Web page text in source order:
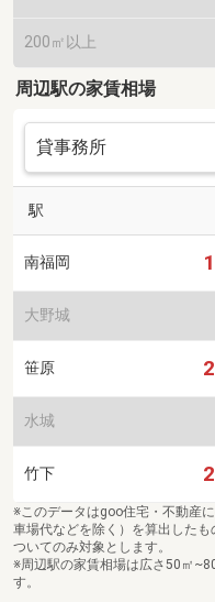
200㎡以上
周辺駅の家賃相場
駅
南福岡
大野城
笹原
水城
竹下
※このデータはgoo住宅・不動産
車場代などを除く）を算出した
ついてのみ対象とします。
※周辺駅の家賃相場は広さ50㎡
す。